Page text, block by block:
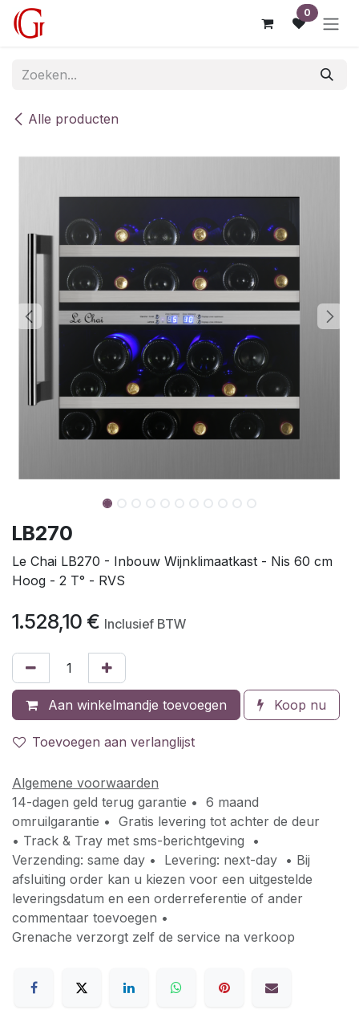
Overslaan naar inhoud 0
Alle producten
LB270
Le Chai LB270 - Inbouw Wijnklimaatkast - Nis 60 cm
Hoog - 2 T° - RVS
1.528,10 € Inclusief BTW
Aan winkelmandje toevoegen Koop nu
Toevoegen aan verlanglijst
Algemene voorwaarden
14-dagen geld terug garantie • 6 maand
omruilgarantie • Gratis levering tot achter de deur
• Track & Tray met sms-berichtgeving •
Verzending: same day • Levering: next-day • Bij
afsluiting order kan u kiezen voor een uitgestelde
leveringsdatum en een orderreferentie of ander
commentaar toevoegen •
Grenache verzorgt zelf de service na verkoop